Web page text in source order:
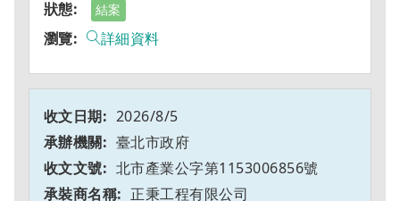
結案
詳細資料
2026/8/5
臺北市政府
北市產業公字第1153006856號
正秉工程有限公司